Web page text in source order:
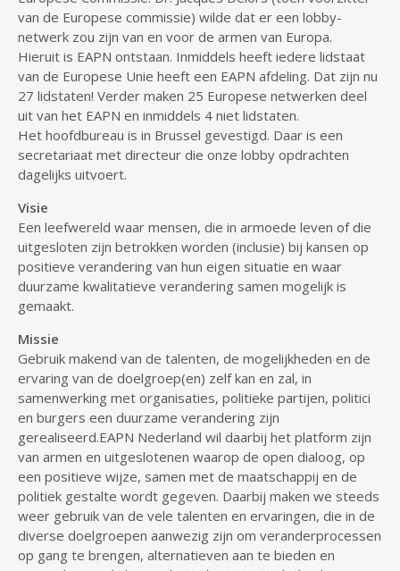
van de Europese commissie) wilde dat er een lobby-
netwerk zou zijn van en voor de armen van Europa.
Hieruit is EAPN ontstaan. Inmiddels heeft iedere lidstaat
van de Europese Unie heeft een EAPN afdeling. Dat zijn nu
27 lidstaten! Verder maken 25 Europese netwerken deel
uit van het EAPN en inmiddels 4 niet lidstaten.
Het hoofdbureau is in Brussel gevestigd. Daar is een
secretariaat met directeur die onze lobby opdrachten
dagelijks uitvoert.
Visie
Een leefwereld waar mensen, die in armoede leven of die
uitgesloten zijn betrokken worden (inclusie) bij kansen op
positieve verandering van hun eigen situatie en waar
duurzame kwalitatieve verandering samen mogelijk is
gemaakt.
Missie
Gebruik makend van de talenten, de mogelijkheden en de
ervaring van de doelgroep(en) zelf kan en zal, in
samenwerking met organisaties, politieke partijen, politici
en burgers een duurzame verandering zijn
gerealiseerd.EAPN Nederland wil daarbij het platform zijn
van armen en uitgeslotenen waarop de open dialoog, op
een positieve wijze, samen met de maatschappij en de
politiek gestalte wordt gegeven. Daarbij maken we steeds
weer gebruik van de vele talenten en ervaringen, die in de
diverse doelgroepen aanwezig zijn om veranderprocessen
op gang te brengen, alternatieven aan te bieden en